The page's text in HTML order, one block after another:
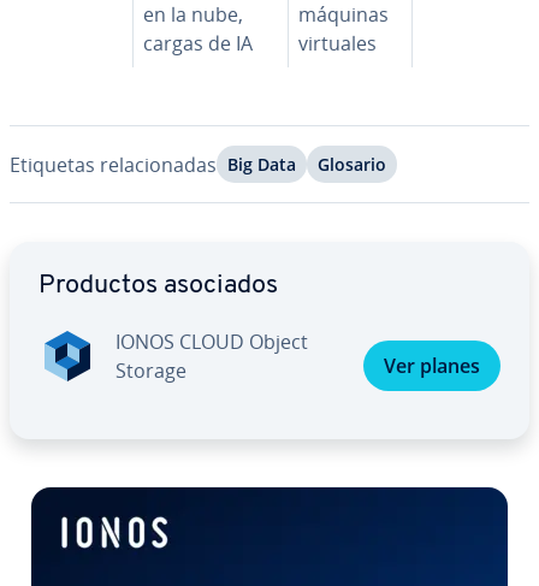
en la nube,
cargas de IA
máquinas
virtuales
Etiquetas re­la­cio­na­das Big Data Glosario
Productos asociados
IONOS CLOUD Object
Storage
Ver planes